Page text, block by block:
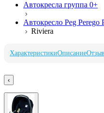
Автокресла группа 0+
Автокресло Peg Perego
Riviera
ХарактеристикиОписание
‹